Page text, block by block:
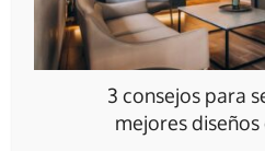
3 consejos para
mejores